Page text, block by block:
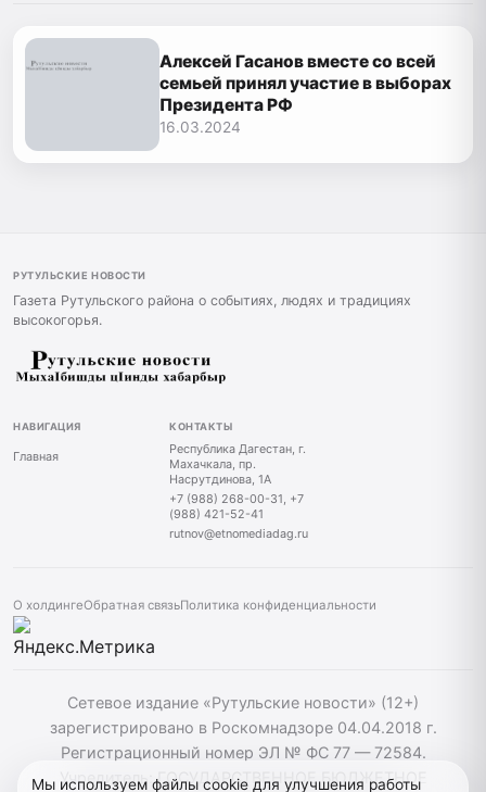
Алексей Гасанов вместе со всей
семьей принял участие в выборах
Президента РФ
16.03.2024
РУТУЛЬСКИЕ НОВОСТИ
Газета Рутульского района о событиях, людях и традициях
высокогорья.
НАВИГАЦИЯ
Главная
КОНТАКТЫ
Республика Дагестан, г.
Махачкала, пр.
Насрутдинова, 1А
+7 (988) 268-00-31, +7
(988) 421-52-41
rutnov@etnomediadag.ru
О холдингеОбратная связьПолитика конфиденциальности
Сетевое издание «Рутульские новости» (12+)
зарегистрировано в Роскомнадзоре 04.04.2018 г.
Регистрационный номер ЭЛ № ФС 77 — 72584.
Учредитель: ГОСУДАРСТВЕННОЕ БЮДЖЕТНОЕ
Мы используем файлы cookie для улучшения работы